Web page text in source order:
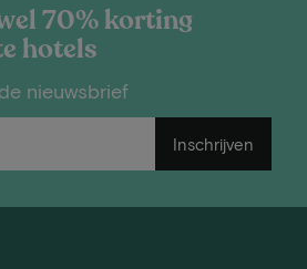
70% korting
hotels
nieuwsbrief
Inschrijven